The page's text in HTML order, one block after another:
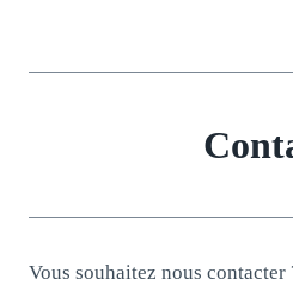
contenu
Vous souhaitez nous contacter